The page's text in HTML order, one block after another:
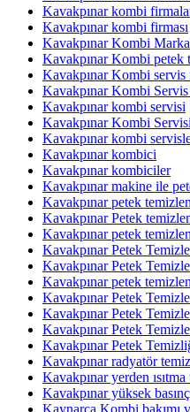
Kavakpınar kombi
Kavakpınar kombi firması
Kavakpınar Kombi
Kavakpınar Kombi petek
Kavakpınar Kombi servis
Kavakpınar Kombi
Kavakpınar kombi servisi
Kavakpınar Kombi
Kavakpınar kombi
Kavakpınar kombici
Kavakpınar kombiciler
Kavakpınar makine ile
Kavakpınar petek
Kavakpınar Petek
Kavakpınar petek
Kavakpınar Petek
Kavakpınar Petek
Kavakpınar petek
Kavakpınar Petek
Kavakpınar Petek
Kavakpınar Petek
Kavakpınar Petek
Kavakpınar radyatör
Kavakpınar yerden
Kavakpınar yüksek
Kaynarca Kombi bakımı